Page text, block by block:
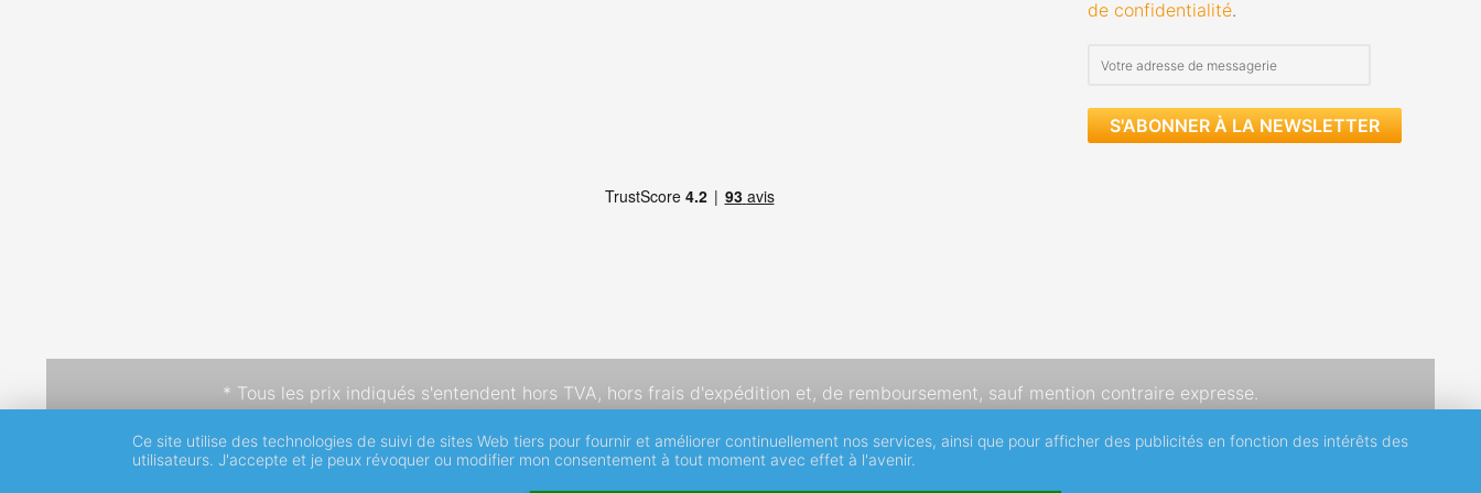
de confidentialité.
S'ABONNER À LA NEWSLETTER
* Tous les prix indiqués s'entendent hors TVA, hors frais d'expédition et, de remboursement, sauf mention contraire expresse.
Ce site utilise des technologies de suivi de sites Web tiers pour fournir et améliorer continuellement nos services, ainsi que pour afficher des publicités en fonction des intérêts des
utilisateurs. J'accepte et je peux révoquer ou modifier mon consentement à tout moment avec effet à l'avenir.